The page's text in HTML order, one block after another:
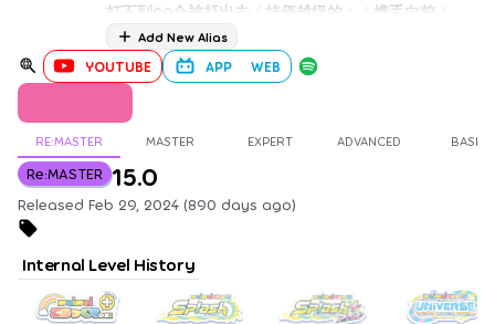
打不到90会被赶出去
挂俩越级的： 携手向前
新手叫疼 / 新手教程2
白丝 / 系 / 系接头
Add New Alias
YOUTUBE APP WEB
RE:MASTER MASTER EXPERT ADVANCED BASIC
Re:MASTER 15.0
Released Feb 29, 2024 (890 days ago)
Internal Level History